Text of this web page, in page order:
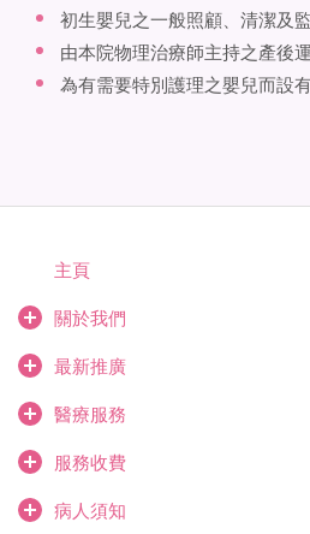
初生嬰兒之一般照顧、清潔及
由本院物理治療師主持之產後
為有需要特別護理之嬰兒而設
主頁
關於我們
最新推廣
醫療服務
服務收費
病人須知